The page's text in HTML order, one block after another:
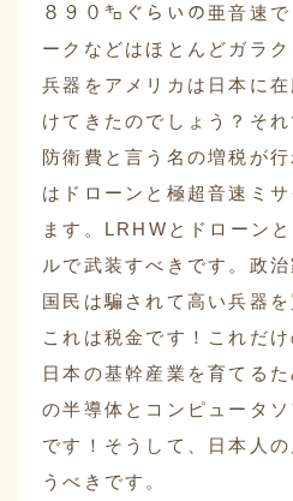
８９０㌔ぐらいの亜音速
ークなどはほとんどガラ
兵器をアメリカは日本に
けてきたのでしょう？そ
防衛費と言う名の増税が
はドローンと極超音速ミ
ます。LRHWとドローン
ルで武装すべきです。政
国民は騙されて高い兵器
これは税金です！これだ
日本の基幹産業を育てる
の半導体とコンピュータ
です！そうして、日本人
うべきです。